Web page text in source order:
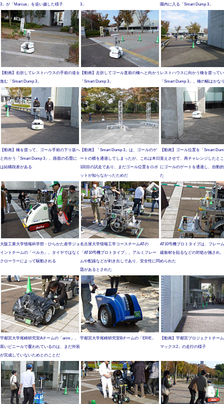
3」が「Marcus」を追い越した様子
3」
園内に入る「Smart Dump 3」
【動画】右折してレストハウスの手前の道を
進む「Smart Dump 3」
【動画】左折してゴール直前の橋へと向かう
「Smart Dump 3」
レストハウスに向かう橋を渡って
「Smart Dump 3」。橋の幅はかな
【動画】橋を渡って、ゴール手前の下り坂へ
と向かう「Smart Dump 3」。路面の石畳に
は結構段差がある
【動画】「Smart Dump 3」は、ゴールのゲ
ートの横を通過してしまったが、これは本日
1回目の試走であり、まだゴール位置をロボ
ットが知らなかったためだ
【動画】ゴール位置を「Smart
覚えさせて、再チャレンジしたと
にゴールのゲートを通過し、自動
た
大阪工業大学情報科学部・ひらかた産学ジョ
イントチームの「ベルカ」。タイヤではなく
クローラーによって駆動される
名古屋大学情報工学コースチームATの
「AT10号機プロトタイプ」。アルミフレー
ムや配線などが剥き出しであり、安全性に問
題があるとされた
AT10号機プロトタイプは、フレー
緩衝材を貼るなどの対処が施され
められた
宇都宮大学尾崎研究室Aチームの「arim」。
黒いビニールで覆われているのは、まだ外装
が完成していないためとのことだ
宇都宮大学尾崎研究室Bチームの「ERIE」
【動画】宇都宮プロジェクトチー
マックス2」の走行の様子